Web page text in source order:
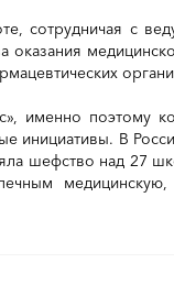
сотрудничая с
оказания
именно поэтому
инициативы. В
шефство над 27
медицинскую,